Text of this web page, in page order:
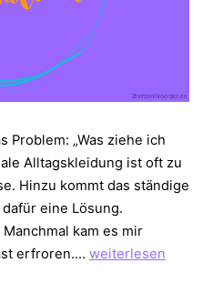
Problem: „Was ziehe ich
Alltagskleidung ist oft zu
Hinzu kommt das ständige
dafür eine Lösung.
kam es mir
erfroren.… diazipp
weiterlesen